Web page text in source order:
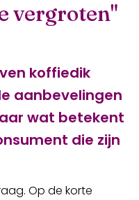
vergroten"
koffiedik
aanbevelingen
wat betekent
die zijn
Op de korte